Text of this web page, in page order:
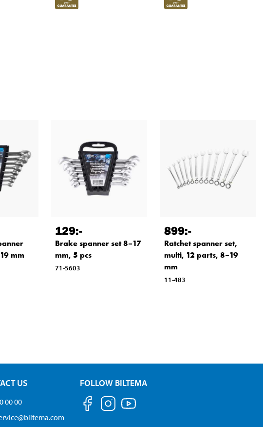
mm
129:-
Brake spanner set 8–17
mm, 5 pcs
71-5603
899:-
Ratchet spanner set,
multi, 12 parts, 8–19
mm
11-483
US
00 00
FOLLOW BILTEMA